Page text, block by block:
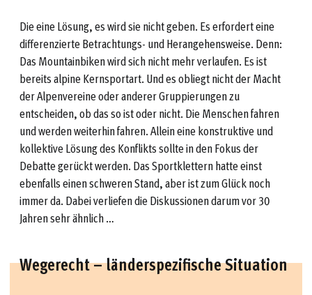
Die eine Lösung, es wird sie nicht geben. Es erfordert eine
differenzierte Betrachtungs- und Herangehensweise. Denn:
Das Mountainbiken wird sich nicht mehr verlaufen. Es ist
bereits alpine Kernsportart. Und es obliegt nicht der Macht
der Alpenvereine oder anderer Gruppierungen zu
entscheiden, ob das so ist oder nicht. Die Menschen fahren
und werden weiterhin fahren. Allein eine konstruktive und
kollektive Lösung des Konflikts sollte in den Fokus der
Debatte gerückt werden. Das Sportklettern hatte einst
ebenfalls einen schweren Stand, aber ist zum Glück noch
immer da. Dabei verliefen die Diskussionen darum vor 30
Jahren sehr ähnlich …
Wegerecht – länderspezifische Situation